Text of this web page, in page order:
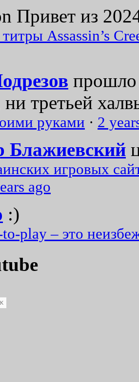
Привет из
Assassin’s
прошло
третьей
руками · 2
Блажиевский
игровых
ago
:)
play – это